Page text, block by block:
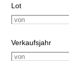
Lot
Verkaufsjahr